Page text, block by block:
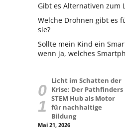
Gibt es Alternativen zum
Welche Drohnen gibt es
sie?
Sollte mein Kind ein
wenn ja, welches
Licht im Schatten der
Krise: Der Pathfinders
STEM Hub als Motor
für nachhaltige
Bildung
Mai 21, 2026